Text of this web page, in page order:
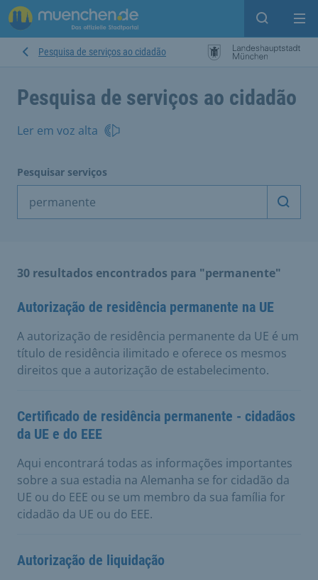
Open
Pesquisa de serviços ao cidadão
Pesquisa de serviços ao cidadão
Ler em voz alta
Pesquisar serviços
30 resultados encontrados para "permanente"
Autorização de residência permanente na UE
A autorização de residência permanente da UE é um
título de residência ilimitado e oferece os mesmos
direitos que a autorização de estabelecimento.
Certificado de residência permanente - cidadãos
da UE e do EEE
Aqui encontrará todas as informações importantes
sobre a sua estadia na Alemanha se for cidadão da
UE ou do EEE ou se um membro da sua família for
cidadão da UE ou do EEE.
Autorização de liquidação